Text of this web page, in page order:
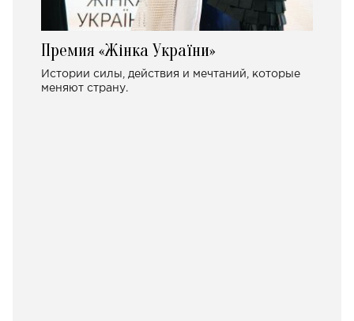
Премия «Жінка України»
Истории силы, действия и мечтаний, которые
меняют страну.